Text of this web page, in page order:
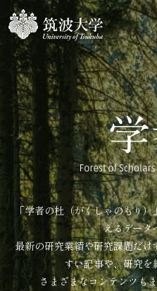
「学者の杜（がくしゃのもり
えるデータ
最新の研究業績や研究課題だ
すい記事や、研究を
さまざまなコンテンツも